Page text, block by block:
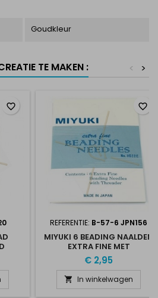
Goudkleur
TE MAKEN : >
<
favorite_border
REFERENTIE: B-57-6 JPN156
MIYUKI 6 BEADING NAALDEN
EXTRA FINE MET
DRAADSTEKER
€ 2,95
 In winkelwagen
favorite_border